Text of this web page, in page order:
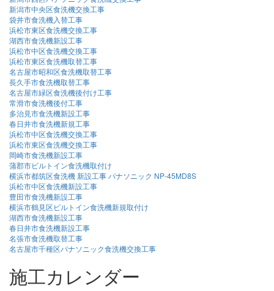
新潟市中央区食洗機交換工事
袋井市食洗機入替工事
浜松市東区食洗機交換工事
湖西市食洗機新設工事
浜松市中区食洗機交換工事
浜松市東区食洗機取替工事
名古屋市昭和区食洗機取替工事
長久手市食洗機取替工事
名古屋市緑区食洗機後付け工事
常滑市食洗機後付工事
多治見市食洗機新設工事
春日井市食洗機新規工事
浜松市中区食洗機交換工事
浜松市東区食洗機交換工事
岡崎市食洗機新設工事
蒲郡市ビルトイン食洗機取付け
横浜市都筑区食洗機 新設工事 パナソニック NP-45MD8S
浜松市中区食洗機新設工事
豊田市食洗機新設工事
横浜市鶴見区ビルトイン食洗機新規取付け
湖西市食洗機新設工事
春日井市食洗機新設工事
名張市食洗機取替工事
名古屋市千種区パナソニック食洗機交換工事
施工カレンダー